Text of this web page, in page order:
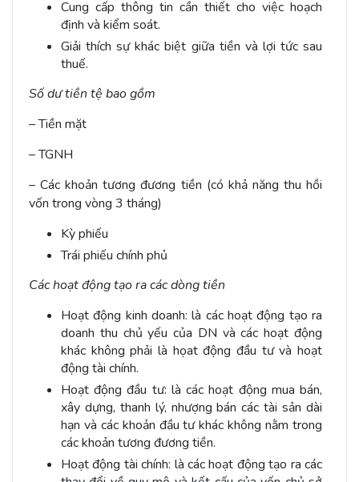
Cung cấp thông tin cần thiết cho việc hoạch
định và kiểm soát.
Giải thích sự khác biệt giữa tiền và lợi tức sau
thuế.
Số dư tiền tệ bao gồm
– Tiền mặt
– TGNH
– Các khoản tương đương tiền (có khả năng thu hồi
vốn trong vòng 3 tháng)
Kỳ phiếu
Trái phiếu chính phủ
Các hoạt động tạo ra các dòng tiền
Hoạt động kinh doanh: là các hoạt động tạo ra
doanh thu chủ yếu của DN và các hoạt động
khác không phải là họat động đầu tư và hoạt
động tài chính.
Hoạt động đầu tư: là các hoạt động mua bán,
xây dựng, thanh lý, nhượng bán các tài sản dài
hạn và các khoản đầu tư khác không nằm trong
các khoản tương đương tiền.
Hoạt động tài chính: là các hoạt động tạo ra các